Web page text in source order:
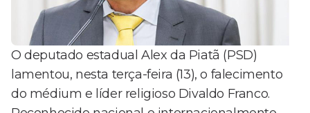
O deputado estadual Alex da Piatã (PSD)
lamentou, nesta terça-feira (13), o falecimento
do médium e líder religioso Divaldo Franco.